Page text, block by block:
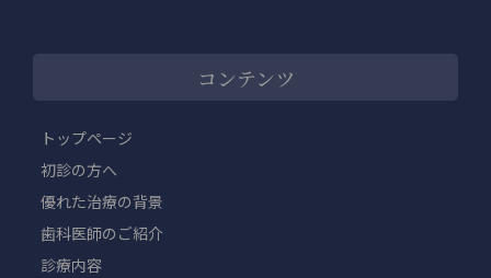
コンテンツ
トップページ
初診の方へ
優れた治療の背景
歯科医師のご紹介
診療内容